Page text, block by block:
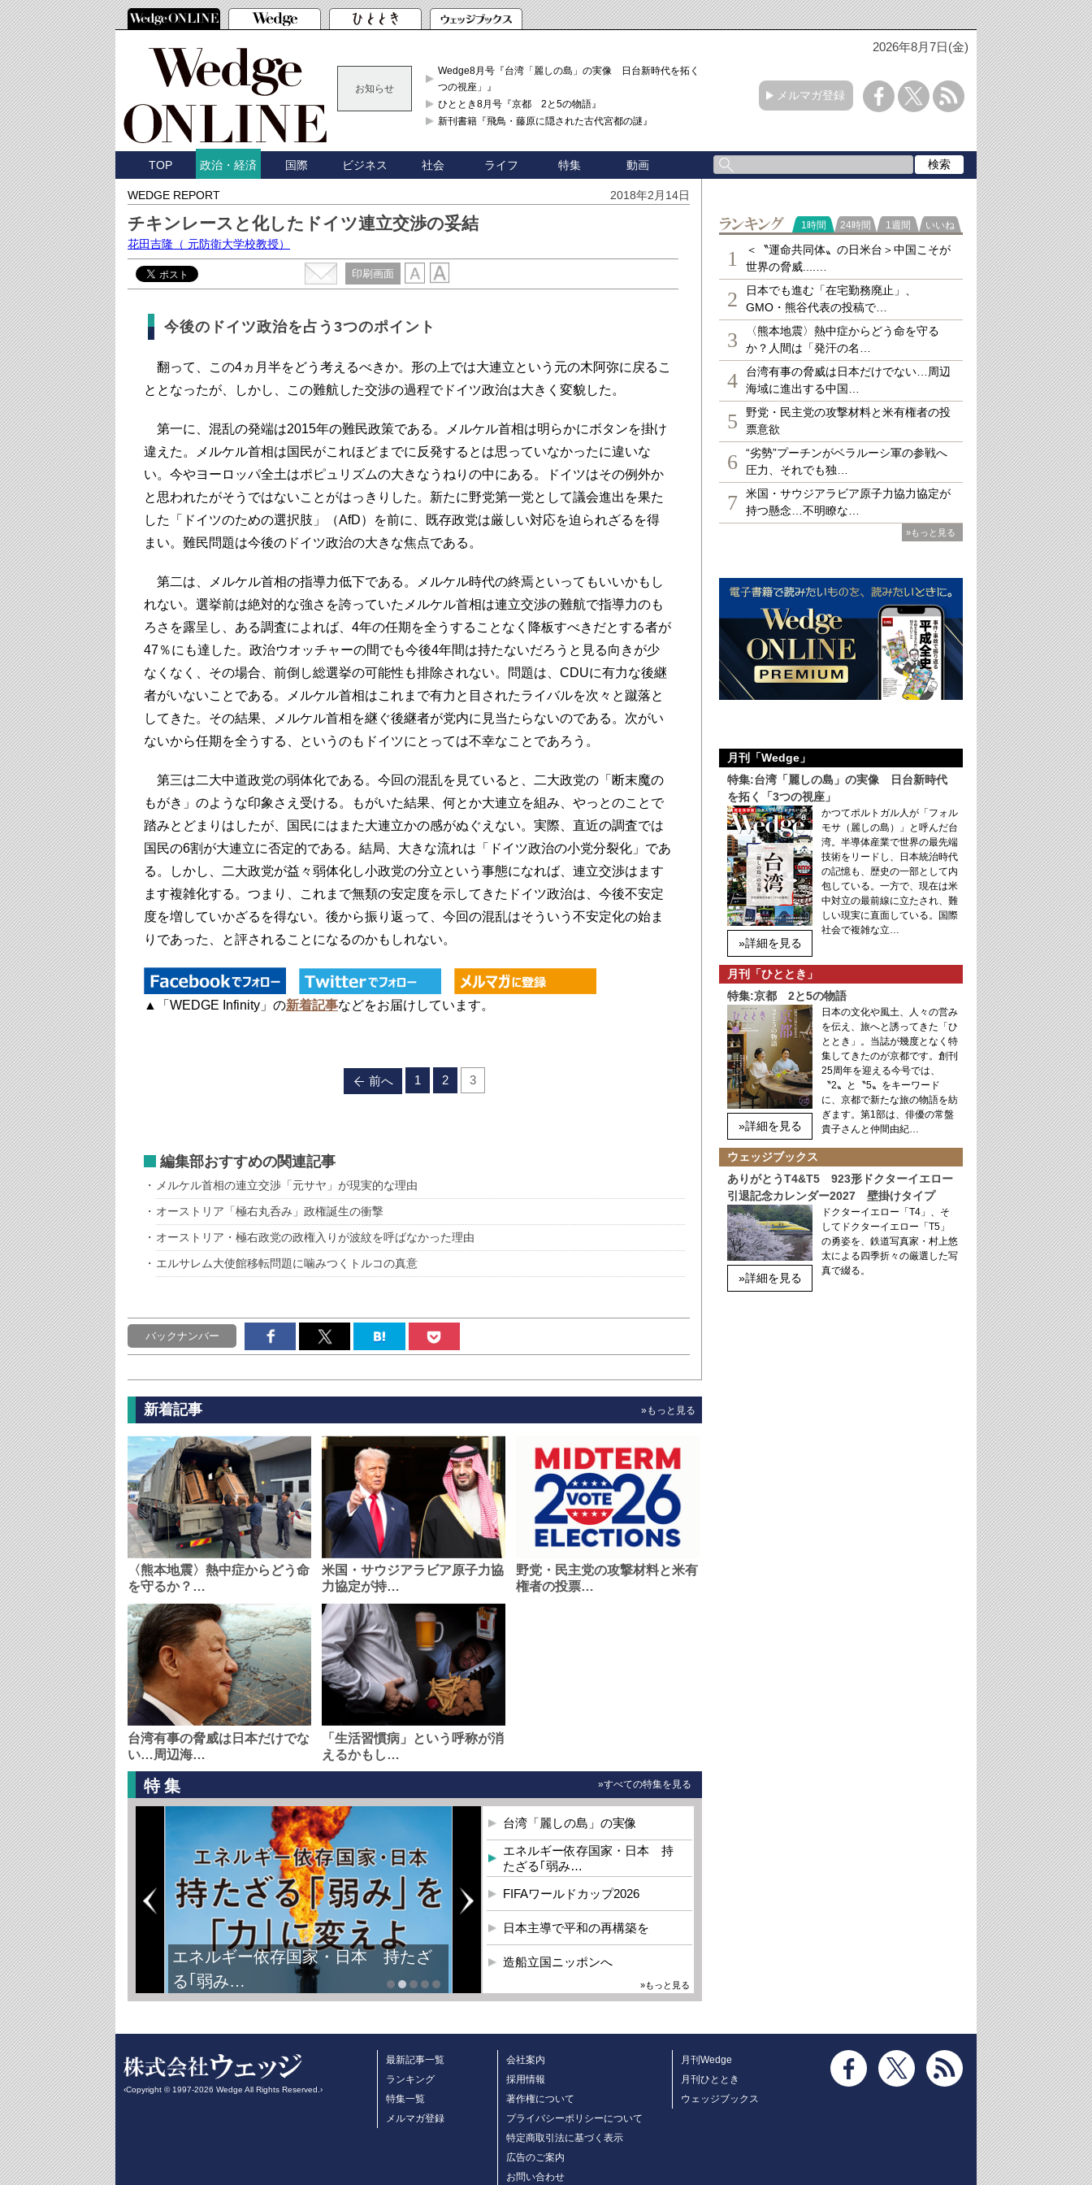
2026年8月7日(金)
お知らせ
Wedge8月号『台湾「麗しの島」の実像 日台新時代を拓く「3
つの視座」』
ひととき8月号『京都 2と5の物語』
新刊書籍『飛鳥・藤原に隠された古代宮都の謎』
メルマガ登録
TOP 政治・経済 国際 ビジネス 社会 ライフ 特集 動画
WEDGE REPORT 2018年2月14日
チキンレースと化したドイツ連立交渉の妥結
花田吉隆 （ 元防衛大学校教授）
印刷画面
今後のドイツ政治を占う3つのポイント
翻って、この4ヵ月半をどう考えるべきか。形の上では大連立という元の木阿弥に戻るこ
ととなったが、しかし、この難航した交渉の過程でドイツ政治は大きく変貌した。
第一に、混乱の発端は2015年の難民政策である。メルケル首相は明らかにボタンを掛け
違えた。メルケル首相は国民がこれほどまでに反発するとは思っていなかったに違いな
い。今やヨーロッパ全土はポピュリズムの大きなうねりの中にある。ドイツはその例外か
と思われたがそうではないことがはっきりした。新たに野党第一党として議会進出を果た
した「ドイツのための選択肢」（AfD）を前に、既存政党は厳しい対応を迫られざるを得
まい。難民問題は今後のドイツ政治の大きな焦点である。
第二は、メルケル首相の指導力低下である。メルケル時代の終焉といってもいいかもし
れない。選挙前は絶対的な強さを誇っていたメルケル首相は連立交渉の難航で指導力のも
ろさを露呈し、ある調査によれば、4年の任期を全うすることなく降板すべきだとする者が
47％にも達した。政治ウオッチャーの間でも今後4年間は持たないだろうと見る向きが少
なくなく、その場合、前倒し総選挙の可能性も排除されない。問題は、CDUに有力な後継
者がいないことである。メルケル首相はこれまで有力と目されたライバルを次々と蹴落と
してきた。その結果、メルケル首相を継ぐ後継者が党内に見当たらないのである。次がい
ないから任期を全うする、というのもドイツにとっては不幸なことであろう。
第三は二大中道政党の弱体化である。今回の混乱を見ていると、二大政党の「断末魔の
もがき」のような印象さえ受ける。もがいた結果、何とか大連立を組み、やっとのことで
踏みとどまりはしたが、国民にはまた大連立かの感がぬぐえない。実際、直近の調査では
国民の6割が大連立に否定的である。結局、大きな流れは「ドイツ政治の小党分裂化」であ
る。しかし、二大政党が益々弱体化し小政党の分立という事態になれば、連立交渉はます
ます複雑化する。つまり、これまで無類の安定度を示してきたドイツ政治は、今後不安定
度を増していかざるを得ない。後から振り返って、今回の混乱はそういう不安定化の始ま
りであった、と評されることになるのかもしれない。
▲「WEDGE Infinity」の新着記事などをお届けしています。
前へ 1 2 3
編集部おすすめの関連記事
メルケル首相の連立交渉「元サヤ」が現実的な理由
オーストリア「極右丸呑み」政権誕生の衝撃
オーストリア・極右政党の政権入りが波紋を呼ばなかった理由
エルサレム大使館移転問題に噛みつくトルコの真意
バックナンバー
新着記事 »もっと見る
〈熊本地震〉熱中症からどう命
を守るか？…
米国・サウジアラビア原子力協
力協定が持…
野党・民主党の攻撃材料と米有
権者の投票…
台湾有事の脅威は日本だけでな
い…周辺海…
「生活習慣病」という呼称が消
えるかもし…
特集 »すべての特集を見る
エネルギー依存国家・日本 持たざ
る｢弱み…
台湾「麗しの島」の実像
エネルギー依存国家・日本 持
たざる｢弱み…
FIFAワールドカップ2026
日本主導で平和の再構築を
造船立国ニッポンへ
»もっと見る
ランキング
1時間 24時間 1週間 いいね
1
＜〝運命共同体〟の日米台＞中国こそが
世界の脅威....…
2
日本でも進む「在宅勤務廃止」、
GMO・熊谷代表の投稿で…
3
〈熊本地震〉熱中症からどう命を守る
か？人間は「発汗の名…
4
台湾有事の脅威は日本だけでない…周辺
海域に進出する中国…
5
野党・民主党の攻撃材料と米有権者の投
票意欲
6
“劣勢”プーチンがベラルーシ軍の参戦へ
圧力、それでも独…
7
米国・サウジアラビア原子力協力協定が
持つ懸念…不明瞭な…
»もっと見る
月刊「Wedge」
特集:台湾「麗しの島」の実像 日台新時代
を拓く「3つの視座」
»詳細を見る
かつてポルトガル人が「フォル
モサ（麗しの島）」と呼んだ台
湾。半導体産業で世界の最先端
技術をリードし、日本統治時代
の記憶も、歴史の一部として内
包している。一方で、現在は米
中対立の最前線に立たされ、難
しい現実に直面している。国際
社会で複雑な立…
月刊「ひととき」
特集:京都 2と5の物語
»詳細を見る
日本の文化や風土、人々の営み
を伝え、旅へと誘ってきた「ひ
ととき」。当誌が幾度となく特
集してきたのが京都です。創刊
25周年を迎える今号では、
〝2〟と〝5〟をキーワード
に、京都で新たな旅の物語を紡
ぎます。第1部は、俳優の常盤
貴子さんと仲間由紀…
ウェッジブックス
ありがとうT4&T5 923形ドクターイエロー
引退記念カレンダー2027 壁掛けタイプ
»詳細を見る
ドクターイエロー「T4」、そ
してドクターイエロー「T5」
の勇姿を、鉄道写真家・村上悠
太による四季折々の厳選した写
真で綴る。
‹Copyright © 1997-2026 Wedge All Rights Reserved.›
最新記事一覧
ランキング
特集一覧
メルマガ登録
会社案内
採用情報
著作権について
プライバシーポリシーについて
特定商取引法に基づく表示
広告のご案内
お問い合わせ
月刊Wedge
月刊ひととき
ウェッジブックス